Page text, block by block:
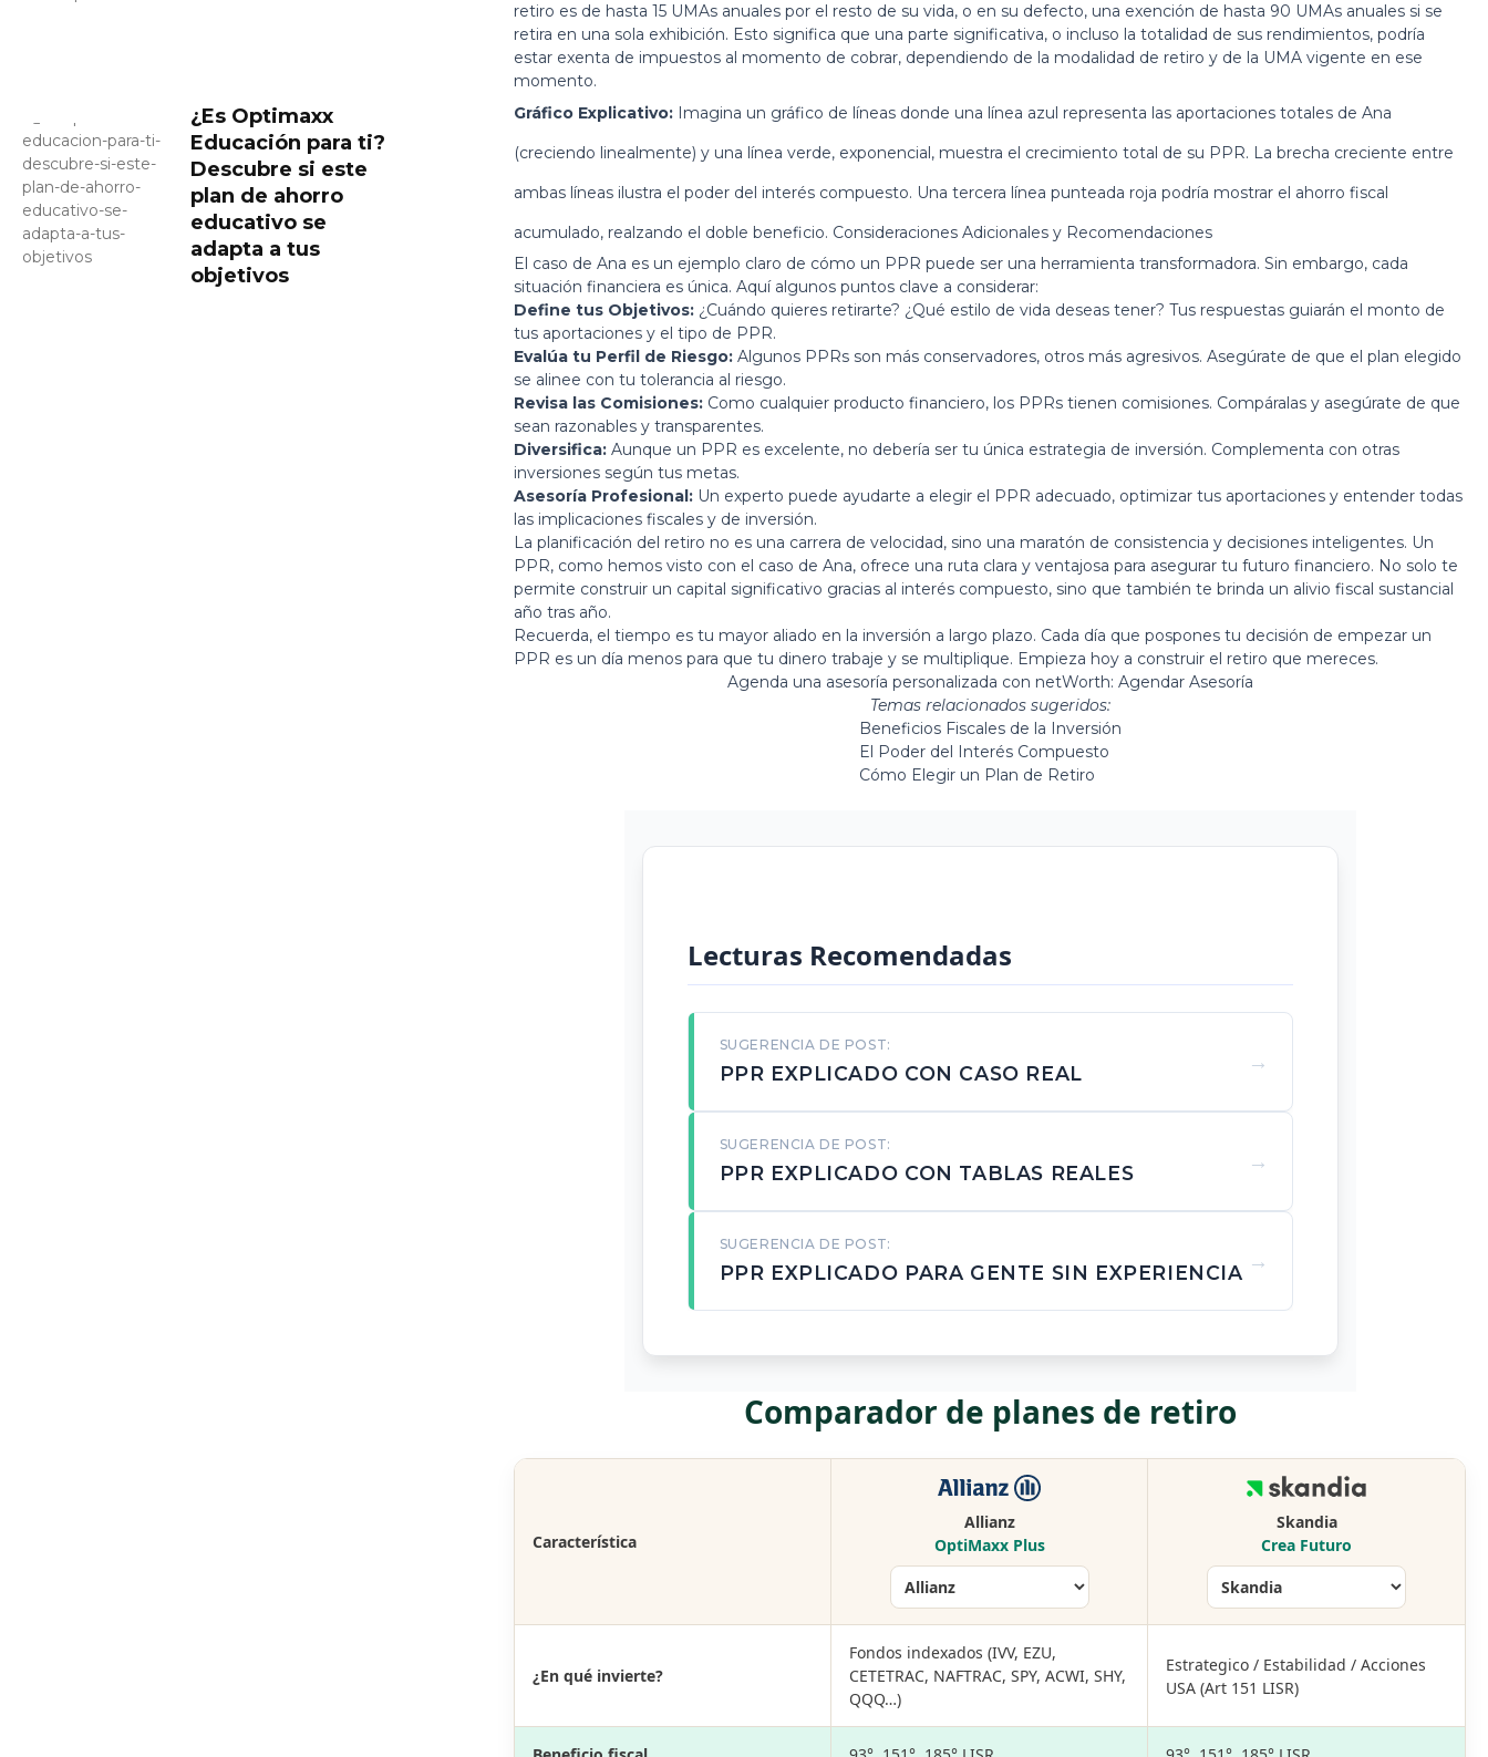
¿Es Optimaxx
Educación para ti?
Descubre si este
plan de ahorro
educativo se
adapta a tus
objetivos
retiro es de hasta 15 UMAs anuales por el resto de su vida, o en su defecto, una exención de hasta 90 UMAs anuales si se
retira en una sola exhibición. Esto significa que una parte significativa, o incluso la totalidad de sus rendimientos, podría
estar exenta de impuestos al momento de cobrar, dependiendo de la modalidad de retiro y de la UMA vigente en ese
momento.
Gráfico Explicativo: Imagina un gráfico de líneas donde una línea azul representa las aportaciones totales de Ana
(creciendo linealmente) y una línea verde, exponencial, muestra el crecimiento total de su PPR. La brecha creciente entre
ambas líneas ilustra el poder del interés compuesto. Una tercera línea punteada roja podría mostrar el ahorro fiscal
acumulado, realzando el doble beneficio. Consideraciones Adicionales y Recomendaciones
El caso de Ana es un ejemplo claro de cómo un PPR puede ser una herramienta transformadora. Sin embargo, cada
situación financiera es única. Aquí algunos puntos clave a considerar:
Define tus Objetivos: ¿Cuándo quieres retirarte? ¿Qué estilo de vida deseas tener? Tus respuestas guiarán el monto de
tus aportaciones y el tipo de PPR.
Evalúa tu Perfil de Riesgo: Algunos PPRs son más conservadores, otros más agresivos. Asegúrate de que el plan elegido
se alinee con tu tolerancia al riesgo.
Revisa las Comisiones: Como cualquier producto financiero, los PPRs tienen comisiones. Compáralas y asegúrate de que
sean razonables y transparentes.
Diversifica: Aunque un PPR es excelente, no debería ser tu única estrategia de inversión. Complementa con otras
inversiones según tus metas.
Asesoría Profesional: Un experto puede ayudarte a elegir el PPR adecuado, optimizar tus aportaciones y entender todas
las implicaciones fiscales y de inversión.
La planificación del retiro no es una carrera de velocidad, sino una maratón de consistencia y decisiones inteligentes. Un
PPR, como hemos visto con el caso de Ana, ofrece una ruta clara y ventajosa para asegurar tu futuro financiero. No solo te
permite construir un capital significativo gracias al interés compuesto, sino que también te brinda un alivio fiscal sustancial
año tras año.
Recuerda, el tiempo es tu mayor aliado en la inversión a largo plazo. Cada día que pospones tu decisión de empezar un
PPR es un día menos para que tu dinero trabaje y se multiplique. Empieza hoy a construir el retiro que mereces.
Agenda una asesoría personalizada con netWorth: Agendar Asesoría
Temas relacionados sugeridos:
Beneficios Fiscales de la Inversión
El Poder del Interés Compuesto
Cómo Elegir un Plan de Retiro
Lecturas Recomendadas
SUGERENCIA DE POST:
PPR EXPLICADO CON CASO REAL
SUGERENCIA DE POST:
PPR EXPLICADO CON TABLAS REALES
SUGERENCIA DE POST:
PPR EXPLICADO PARA GENTE SIN EXPERIENCIA
Comparador de planes de retiro
Característica
Allianz
OptiMaxx Plus
Skandia
Crea Futuro
¿En qué invierte?
Fondos indexados (IVV, EZU,
CETETRAC, NAFTRAC, SPY, ACWI, SHY,
QQQ…)
Estrategico / Estabilidad / Acciones
USA (Art 151 LISR)